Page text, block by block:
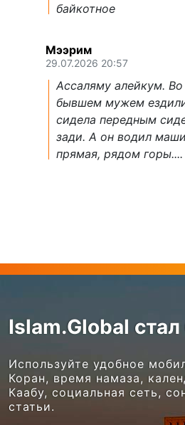
байкотное
Мээрим
29.07.2026 20:57
Ассаляму алейкум. Во
бывшем мужем
сидела передным
зади. А он водил
прямая, рядом горы....
Islam.Global
Используйте удобное
Коран, время намаза,
Каабу, социальная сеть,
статьи.